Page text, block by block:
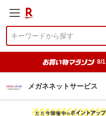
8/
メガネネットサービス